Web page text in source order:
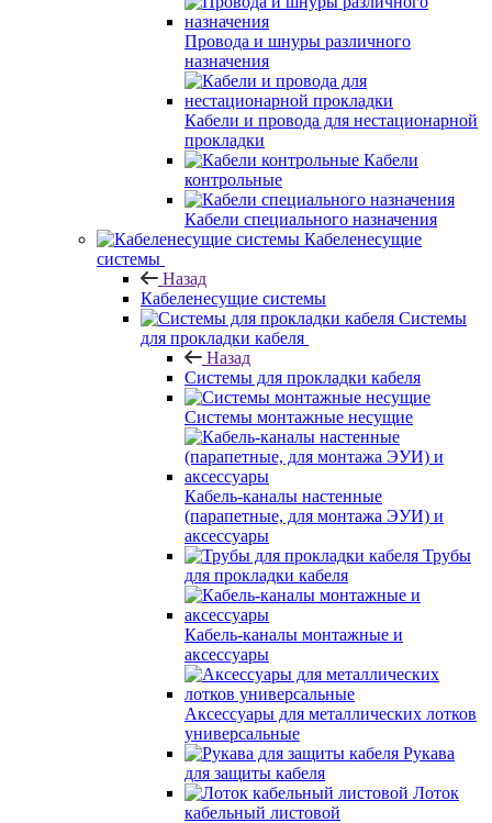
Провода и шнуры различного
назначения
Кабели и провода для нестационарной
прокладки
Кабели
контрольные
Кабели специального назначения
Кабеленесущие
системы
Назад
Кабеленесущие системы
Системы
для прокладки кабеля
Назад
Системы для прокладки кабеля
Системы монтажные несущие
Кабель-каналы настенные
(парапетные, для монтажа ЭУИ) и
аксессуары
Трубы
для прокладки кабеля
Кабель-каналы монтажные и
аксессуары
Аксессуары для металлических лотков
универсальные
Рукава
для защиты кабеля
Лоток
кабельный листовой